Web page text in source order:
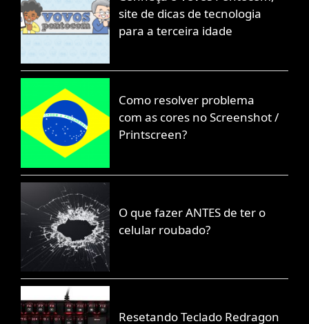
site de dicas de tecnologia
para a terceira idade
Como resolver problema
com as cores no Screenshot /
Printscreen?
O que fazer ANTES de ter o
celular roubado?
Resetando Teclado Redragon